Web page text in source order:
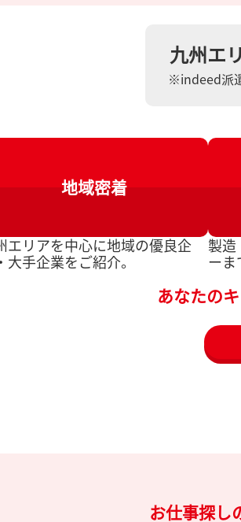
九州エ
※indeed派
地域密着
エリアを中心に地域の優良企
大手企業をご紹介。
製造
ーま
あなたの
お仕事探し